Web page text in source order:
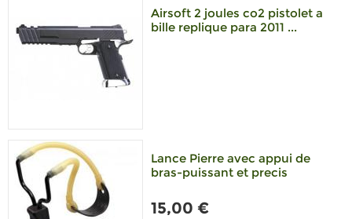
Airsoft 2 joules co2 pistolet a
bille replique para 2011 ...
Lance Pierre avec appui de
bras-puissant et precis
15,00 €